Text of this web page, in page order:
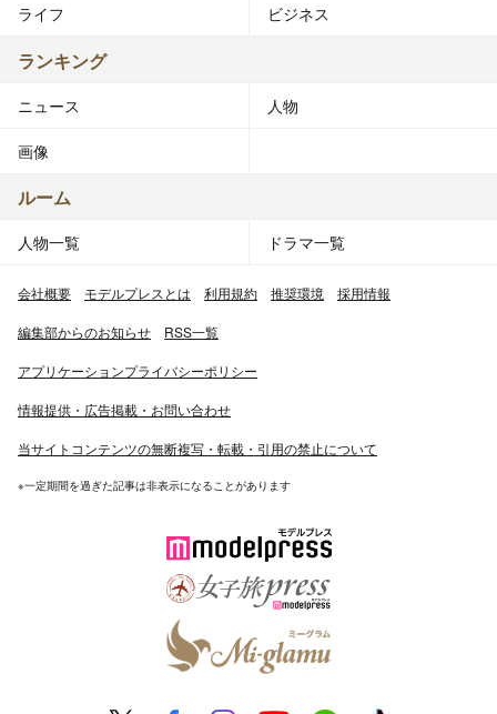
ライフ ビジネス
ランキング
ニュース 人物
画像
ルーム
人物一覧 ドラマ一覧
会社概要 モデルプレスとは 利用規約 推奨環境 採用情報
編集部からのお知らせ RSS一覧
アプリケーションプライバシーポリシー
情報提供・広告掲載・お問い合わせ
当サイトコンテンツの無断複写・転載・引用の禁止について
※一定期間を過ぎた記事は非表示になることがあります